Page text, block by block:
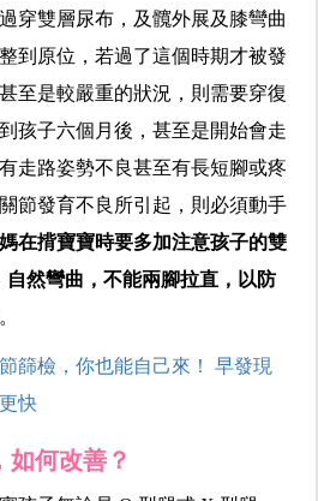
穿雙層尿布，及髖外展及膝彎曲
到原位，若過了這個時期才被發
至是較嚴重的狀況，則需要穿復
孩子六個月後，甚至是開始會走
走路姿勢不良甚至有長短腳或疼
節發育不良所引起，則必須動手
在揹寶寶時要多加注意孩子的雙
然彎曲，不能兩腳拉直，以防
。
篩檢，你也能自己來！ 早發現
快
如何改善？